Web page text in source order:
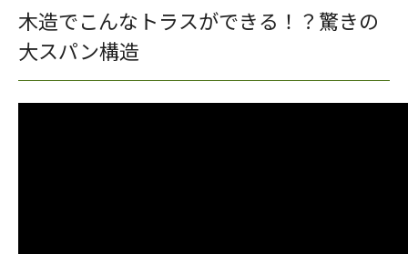
木造でこんなトラスができる！？驚きの
大スパン構造